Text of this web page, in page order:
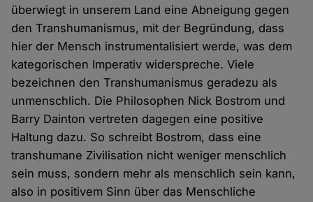
überwiegt in unserem Land eine Abneigung gegen
den Transhumanismus, mit der Begründung, dass
hier der Mensch instrumentalisiert werde, was dem
kategorischen Imperativ widerspreche. Viele
bezeichnen den Transhumanismus geradezu als
unmenschlich. Die Philosophen Nick Bostrom und
Barry Dainton vertreten dagegen eine positive
Haltung dazu. So schreibt Bostrom, dass eine
transhumane Zivilisation nicht weniger menschlich
sein muss, sondern mehr als menschlich sein kann,
also in positivem Sinn über das Menschliche